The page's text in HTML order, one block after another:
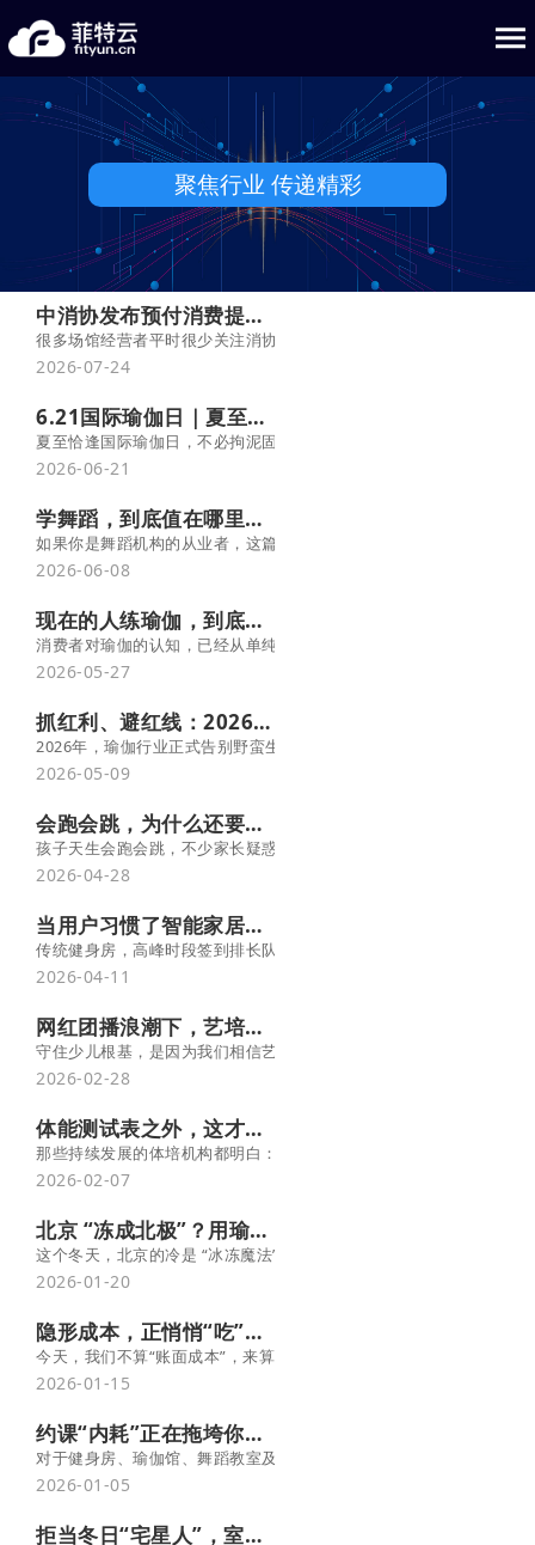
聚焦行业 传递精彩
中消协发布预付消费提示，场馆门店合规经营指南
很多场馆经营者平时很少关注消协官方发布内容，本文先完整拆解这
2026-07-24
6.21国际瑜伽日｜夏至向暖，以瑜静心，自在赴时光
夏至恰逢国际瑜伽日，不必拘泥固定主题，回归瑜伽本心：于呼吸间
2026-06-21
学舞蹈，到底值在哪里？这可能是最透彻的回答
如果你是舞蹈机构的从业者，这篇文章想帮你说清一件事：你卖的
2026-06-08
现在的人练瑜伽，到底在练什么？
消费者对瑜伽的认知，已经从单纯的 "身材管理工具"，彻底升级为
2026-05-27
抓红利、避红线：2026 瑜伽场馆经营的核心逻辑
2026年，瑜伽行业正式告别野蛮生长，迎来“合规洗牌+政策红利”双
2026-05-09
会跑会跳，为什么还要进行体适能训练
孩子天生会跑会跳，不少家长疑惑：日常活动已够，为何还要专业体
2026-04-28
当用户习惯了智能家居，你的健身房，凭什么留住人？
传统健身房，高峰时段签到排长队，耗光用户刚燃起的运动热情；
2026-04-11
网红团播浪潮下，艺培机构的“变”与“不变”
守住少儿根基，是因为我们相信艺术教育的根本在于“育人”；开拓
2026-02-28
体能测试表之外，这才是家长想看的“成绩单”
那些持续发展的体培机构都明白：数据只是工具，成长才是目的。
2026-02-07
北京 “冻成北极”？用瑜伽给身体搭起 “暖防线”
这个冬天，北京的冷是 “冰冻魔法”，但我们不用硬扛 —— 瑜伽不是 “
2026-01-20
隐形成本，正悄悄“吃”掉你的利润
今天，我们不算“账面成本”，来算算那些看不见的隐形成本——它们
2026-01-15
约课“内耗”正在拖垮你的机构？数字化或是唯一解药
对于健身房、瑜伽馆、舞蹈教室及各类培训机构的经营者而言，“约
2026-01-05
拒当冬日“宅星人”，室内运动畅快练!